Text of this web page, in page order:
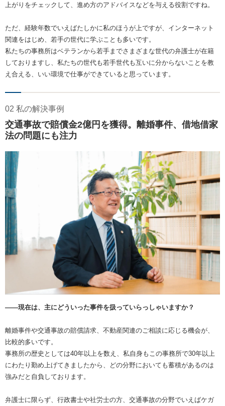
上がりをチェックして、進め方のアドバイスなどを与える役割ですね。
ただ、経験年数でいえばたしかに私のほうが上ですが、インターネット
関連をはじめ、若手の世代に学ぶことも多いです。
私たちの事務所はベテランから若手までさまざまな世代の弁護士が在籍
しておりますし、私たちの世代も若手世代も互いに分からないことを教
え合える、いい環境で仕事ができていると思っています。
02 私の解決事例
交通事故で賠償金2億円を獲得。離婚事件、借地借家
法の問題にも注力
――現在は、主にどういった事件を扱っていらっしゃいますか？
離婚事件や交通事故の賠償請求、不動産関連のご相談に応じる機会が、
比較的多いです。
事務所の歴史としては40年以上を数え、私自身もこの事務所で30年以上
にわたり勤め上げてきましたから、どの分野においても蓄積があるのは
強みだと自負しております。
弁護士に限らず、行政書士や社労士の方、交通事故の分野でいえばケガ